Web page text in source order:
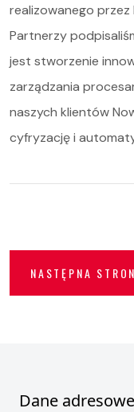
realizowanego przez
Partnerzy
jest stworzenie
zarządzania
naszych klientów
cyfryzację i
NASTĘPNA
Dane adresowe